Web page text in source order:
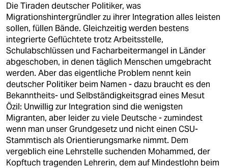
Die Tiraden deutscher Politiker, was
Migrationshintergründler zu ihrer Integration alles leisten
sollen, füllen Bände. Gleichzeitig werden bestens
integrierte Geflüchtete trotz Arbeitsstelle,
Schulabschlüssen und Facharbeitermangel in Länder
abgeschoben, in denen täglich Menschen umgebracht
werden. Aber das eigentliche Problem nennt kein
deutscher Politiker beim Namen - dazu braucht es den
Bekanntheits- und Selbständigkeitsgrad eines Mesut
Özil: Unwillig zur Integration sind die wenigsten
Migranten, aber leider zu viele Deutsche - zumindest
wenn man unser Grundgesetz und nicht einen CSU-
Stammtisch als Orientierungsmarke nimmt. Dem
vergeblich eine Lehrstelle suchenden Mohammed, der
Kopftuch tragenden Lehrerin, dem auf Mindestlohn beim